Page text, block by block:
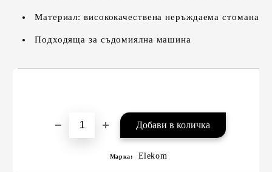
Материал: висококачествена неръждаема стомана
Подходяща за съдомиялна машина
Марка: Elekom